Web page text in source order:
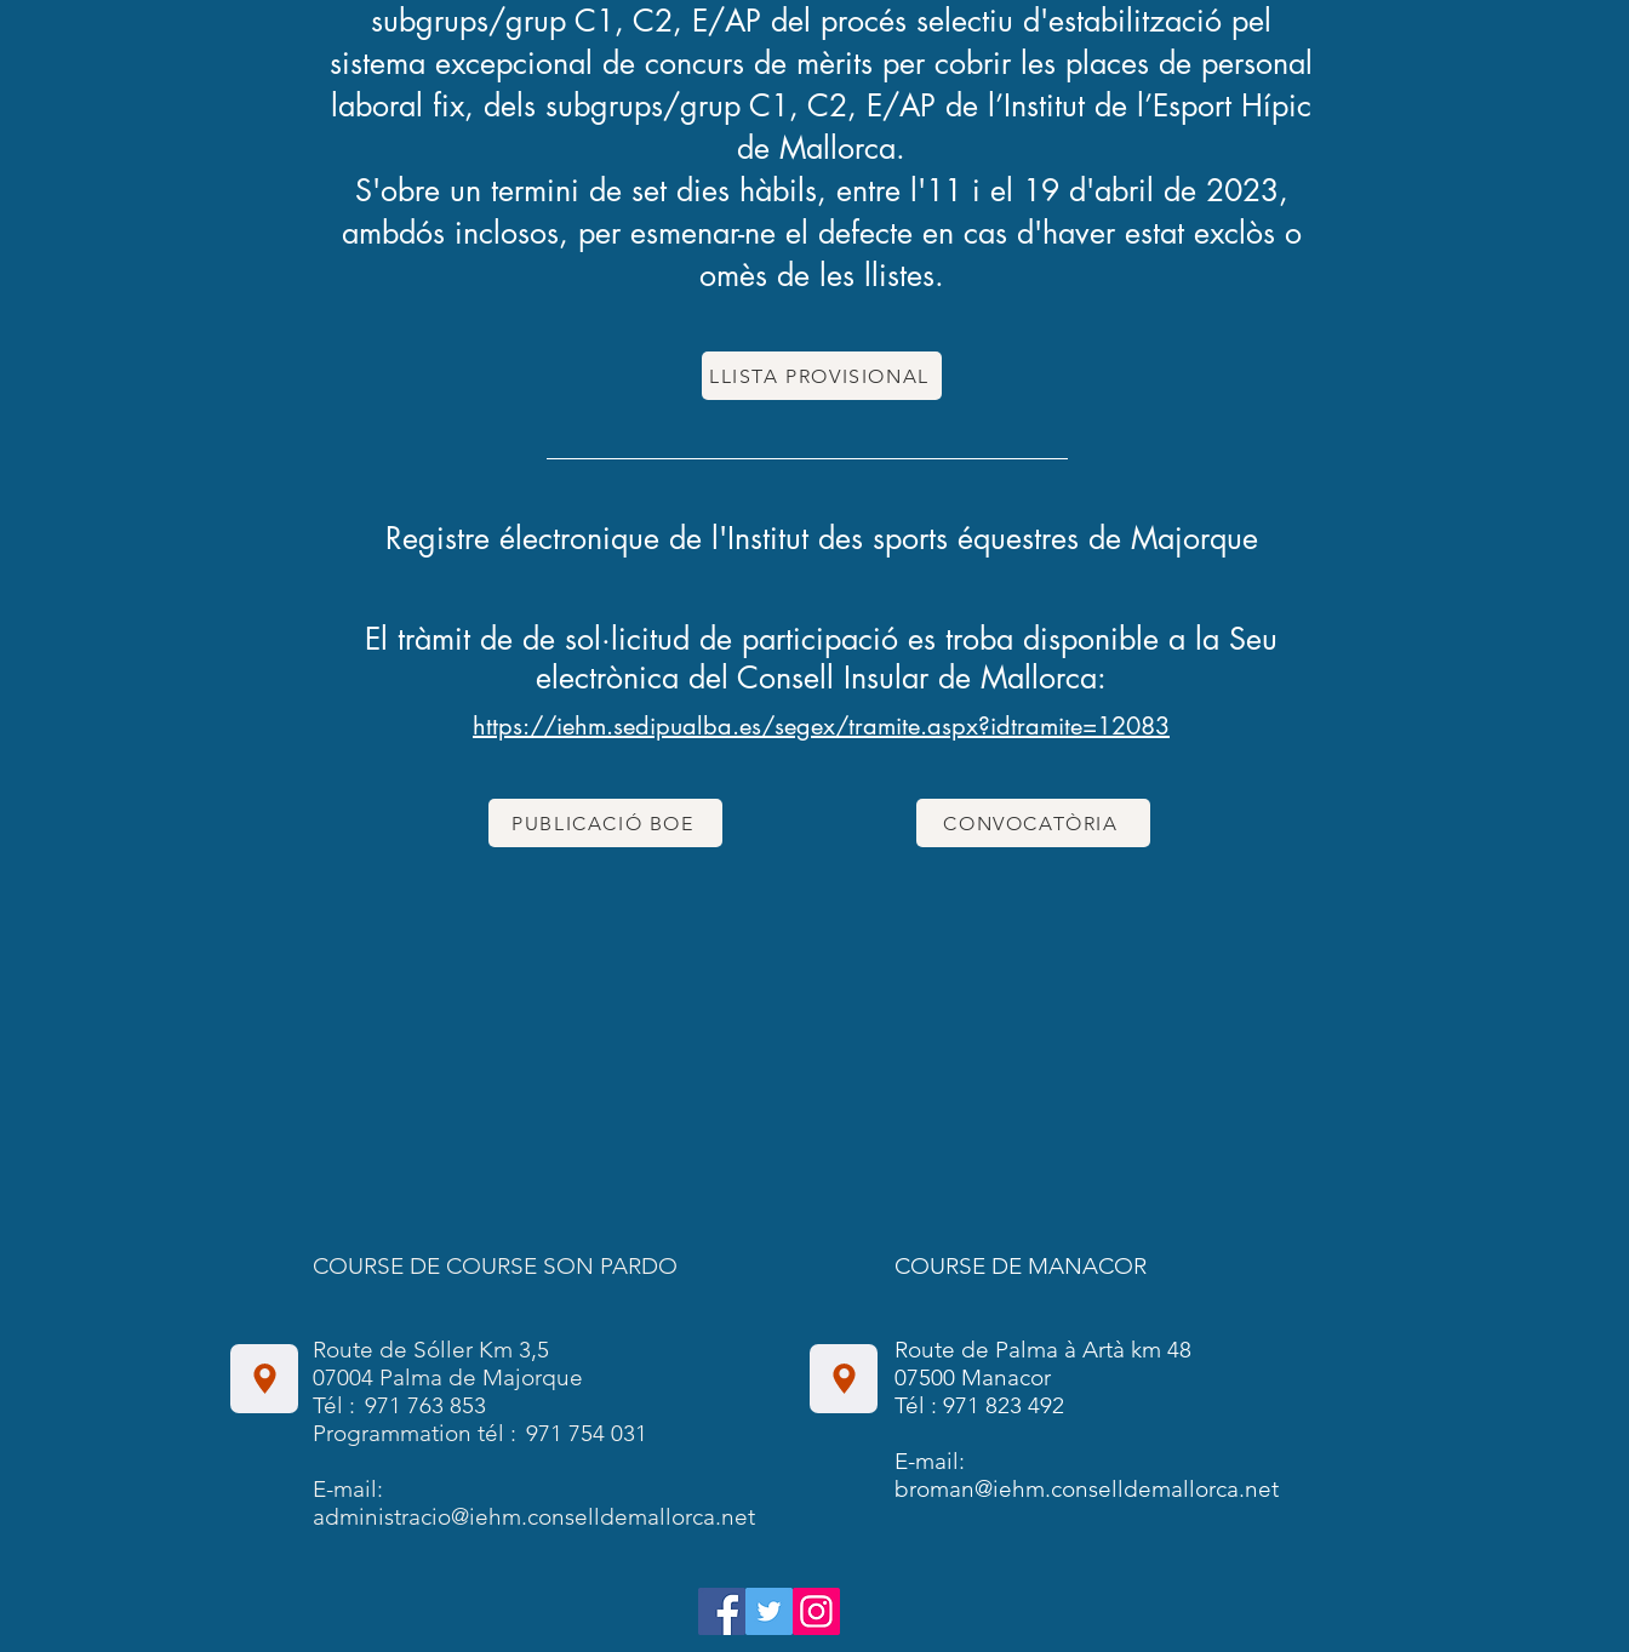
subgrups/grup C1, C2, E/AP del procés selectiu d'estabilització pel
sistema excepcional de concurs de mèrits per cobrir les places de personal
laboral fix, dels subgrups/grup C1, C2, E/AP de l’Institut de l’Esport Hípic
de Mallorca.
S'obre un termini de set dies hàbils, entre l'11 i el 19 d'abril de 2023,
ambdós inclosos, per esmenar-ne el defecte en cas d'haver estat exclòs o
omès de les llistes.
LLISTA PROVISIONAL
Registre électronique de l'Institut des sports équestres de Majorque
El tràmit de de sol·licitud de participació es troba disponible a la Seu
electrònica del Consell Insular de Mallorca:
https://iehm.sedipualba.es/segex/tramite.aspx?idtramite=12083
PUBLICACIÓ BOE CONVOCATÒRIA
COURSE DE COURSE SON PARDO
Route de Sóller Km 3,5
07004 Palma de Majorque
Tél : 971 763 853
Programmation tél : 971 754 031
E-mail:
administracio@iehm.conselldemallorca.net
COURSE DE MANACOR
Route de Palma à Artà km 48
07500 Manacor
Tél : 971 823 492
E-mail:
broman@iehm.conselldemallorca.net